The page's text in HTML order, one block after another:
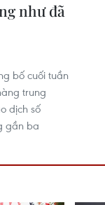
như đã
bố cuối tuần
trung
dịch số
gần ba